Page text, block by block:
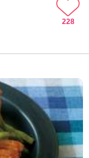
228